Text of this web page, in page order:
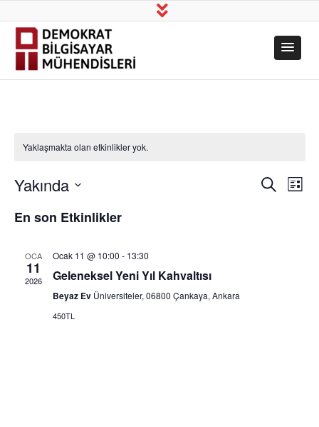
Demokrat
Üretim, Bilim, Dayanışma!
Yaklaşmakta olan etkinlikler yok.
Ara Liste
Yakında
seç.
En son Etkinlikler
OCA
11
2026
Ocak 11 @ 10:00 - 13:30
Geleneksel Yeni Yıl Kahvaltısı
Beyaz Ev Üniversiteler, 06800 Çankaya, Ankara
450TL